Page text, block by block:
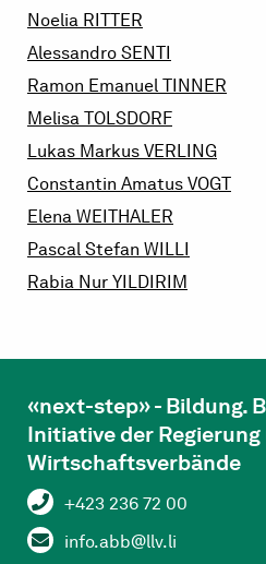
Noelia RITTER
Alessandro SENTI
Ramon Emanuel TINNER
Melisa TOLSDORF
Lukas Markus VERLING
Constantin Amatus VOGT
Elena WEITHALER
Pascal Stefan WILLI
Rabia Nur YILDIRIM
«next-step» - Bildung.
Initiative der Regierung
Wirtschaftsverbände
+423 236 72 00
info.abb@llv.li